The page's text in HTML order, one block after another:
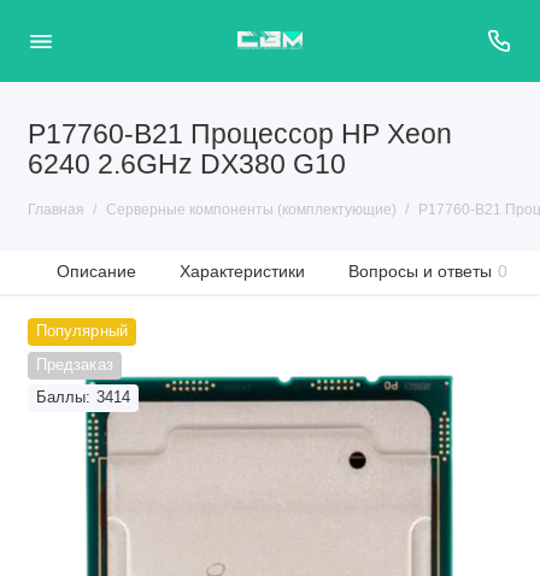
P17760-B21 Процессор HP Xeon
6240 2.6GHz DX380 G10
Главная Серверные компоненты (комплектующие) P17760-B21
Описание Характеристики Вопросы и ответы 0
Популярный
Предзаказ
Баллы: 3414